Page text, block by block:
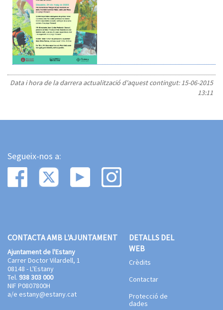
Data i hora de la darrera actualització d'aquest contingut:15-06-2015
13:11
Segueix-nos a:
CONTACTA AMB L'AJUNTAMENT
Ajuntament de l'Estany
Carrer Doctor Vilardell, 1
08148 - L'Estany
Tel. 938 303 000
NIF P0807800H
a/e estany@estany.cat
DETALLS DEL
WEB
Crèdits
Contactar
Protecció de
dades